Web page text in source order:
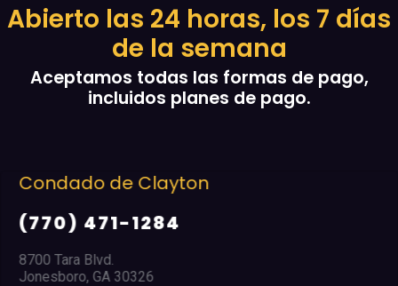
Abierto las 24 horas, los 7 días
de la semana
Aceptamos todas las formas de pago,
incluidos planes de pago.
Condado de Clayton
(770) 471-1284
8700 Tara Blvd.
Jonesboro, GA 30326